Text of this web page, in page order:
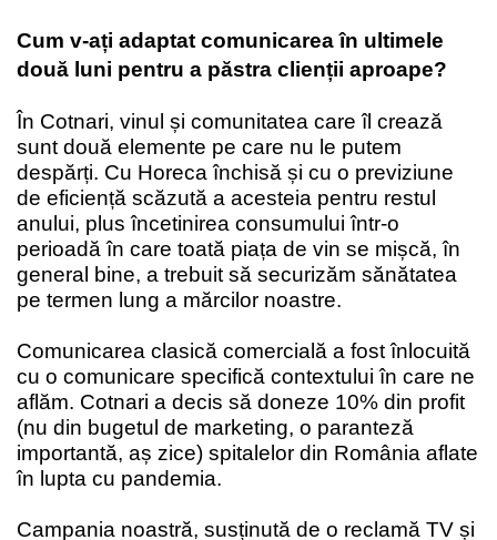
Cum v-ați adaptat comunicarea în ultimele
două luni pentru a păstra clienții aproape?
În Cotnari, vinul și comunitatea care îl crează
sunt două elemente pe care nu le putem
despărți. Cu Horeca închisă și cu o previziune
de eficiență scăzută a acesteia pentru restul
anului, plus încetinirea consumului într-o
perioadă în care toată piața de vin se mișcă, în
general bine, a trebuit să securizăm sănătatea
pe termen lung a mărcilor noastre.
Comunicarea clasică comercială a fost înlocuită
cu o comunicare specifică contextului în care ne
aflăm. Cotnari a decis să doneze 10% din profit
(nu din bugetul de marketing, o paranteză
importantă, aș zice) spitalelor din România aflate
în lupta cu pandemia.
Campania noastră, susținută de o reclamă TV și